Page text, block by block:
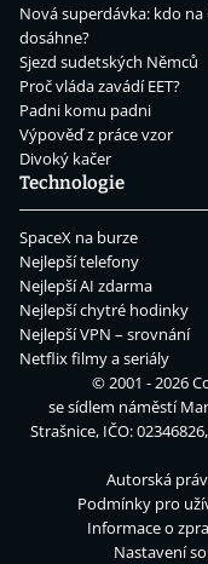
Nová superdávka: kdo na
dosáhne?
Sjezd sudetských Němců
Proč vláda zavádí EET?
Padni komu padni
Výpověď z práce vzor
Divoký kačer
Technologie
SpaceX na burze
Nejlepší telefony
Nejlepší AI zdarma
Nejlepší chytré hodinky
Nejlepší VPN – srovnání
Netflix filmy a seriály
© 2001 - 2026
se sídlem náměstí
Strašnice, IČO:
Autorská
Podmínky pro
Informace o
Nastavení